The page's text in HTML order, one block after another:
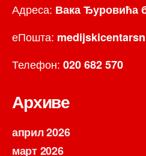
Адреса: Вака Ђуровића
еПошта:
Телефон: 020 682 570
Архиве
април 2026
март 2026